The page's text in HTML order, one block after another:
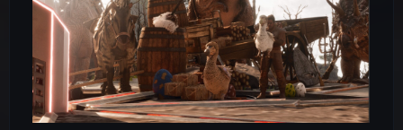
NA-PVP-TheIsland2122
NA-PVP-TheIsland2123
NA-PVP-TheIsland2129
NA-PVP-TheIsland2131
NA-PVP-TheIsland2132
NA-PVP-TheIsland2143
EU-PVP-TheIsland2149